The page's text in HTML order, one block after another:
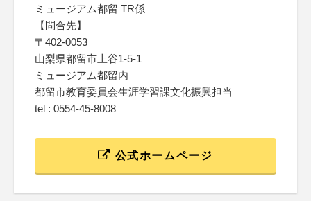
ミュージアム都留 TR係
【問合先】
〒402-0053
山梨県都留市上谷1-5-1
ミュージアム都留内
都留市教育委員会生涯学習課文化振興担当
tel : 0554-45-8008
公式ホームページ